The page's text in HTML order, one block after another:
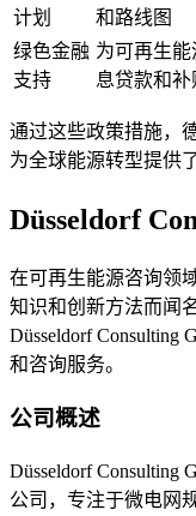
计划
和路线图
绿色金融
支持
为可再生
息贷款和补
通过这些政策措施，
为全球能源转型提供
Düsseldorf
在可再生能源咨询领
知识和创新方法而闻
Düsseldorf Consulting
和咨询服务。
公司概述
Düsseldorf
公司，专注于微电网